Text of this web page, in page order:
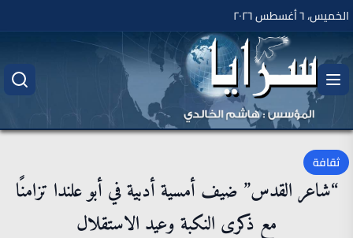
الخميس، ٦ أغسطس ٢٠٢٦
ثقافة
“شاعر القدس” ضيف أمسية أدبية في أبو علندا تزامنًا
مع ذكرى النكبة وعيد الاستقلال